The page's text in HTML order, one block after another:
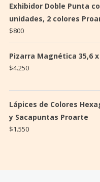
Exhibidor Doble Punta
unidades, 2 colores
$800
Pizarra Magnética 35,6
$4.250
Lápices de Colores
y Sacapuntas Proarte
$1.550